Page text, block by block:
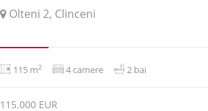
Olteni 2, Clinceni
115 m2 4 camere 2 bai
115.000 EUR